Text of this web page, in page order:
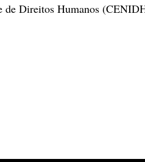
de Direitos Humanos